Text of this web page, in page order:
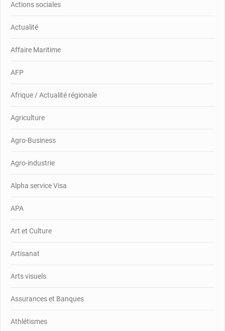
Actions sociales
Actualité
Affaire Maritime
AFP
Afrique / Actualité régionale
Agriculture
Agro-Business
Agro-industrie
Alpha service Visa
APA
Art et Culture
Artisanat
Arts visuels
Assurances et Banques
Athlétismes